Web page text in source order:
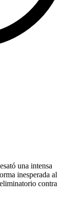
una intensa
inesperada al
contra